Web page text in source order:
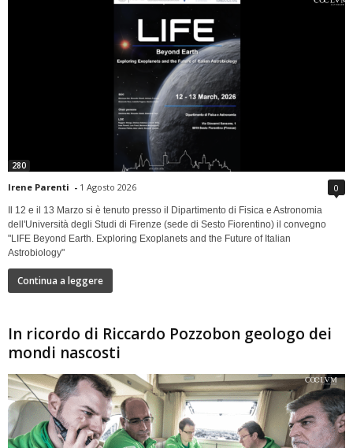
280
Irene Parenti - 1 Agosto 2026 0
Il 12 e il 13 Marzo si è tenuto presso il Dipartimento di Fisica e Astronomia
dell'Università degli Studi di Firenze (sede di Sesto Fiorentino) il convegno
"LIFE Beyond Earth. Exploring Exoplanets and the Future of Italian
Astrobiology"
Continua a leggere
In ricordo di Riccardo Pozzobon geologo dei
mondi nascosti